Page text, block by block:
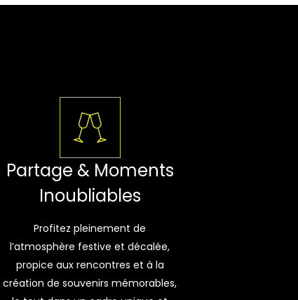
Partage & Moments
Inoubliables
Profitez pleinement de
l’atmosphère festive et décalée,
propice aux rencontres et à la
création de souvenirs mémorables,